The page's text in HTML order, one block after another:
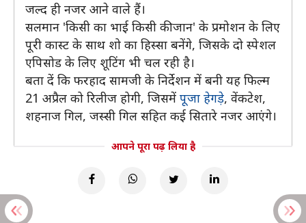
जल्द ही नजर आने वाले हैं।
सलमान 'किसी का भाई किसी की जान' के प्रमोशन के लिए
पूरी कास्ट के साथ शो का हिस्सा बनेंगे, जिसके दो स्पेशल
एपिसोड के लिए शूटिंग भी चल रही है।
बता दें कि फरहाद सामजी के निर्देशन में बनी यह फिल्म
21 अप्रैल को रिलीज होगी, जिसमें पूजा हेगड़े, वेंकटेश,
शहनाज गिल, जस्सी गिल सहित कई सितारे नजर आएंगे।
आपने पूरा पढ़ लिया है